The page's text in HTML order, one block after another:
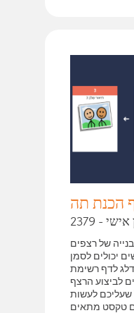
הכנת תה
- 2379
של רצפים
יכולים לסמן
לדף רשימת
לביצוע הרצף
שעליכם לעשות
טקסט מתאים